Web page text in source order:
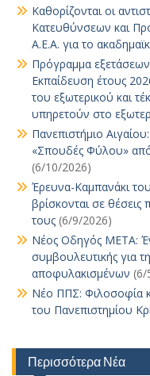
Καθορίζονται οι
Κατευθύνσεων και
Α.Ε.Α. για το
Πρόγραμμα
Εκπαίδευση έτους
του εξωτερικού και
υπηρετούν στο
Πανεπιστήμιο
«Σπουδές Φύλου»
(6/10/2026)
Έρευνα-Καμπανάκι
βρίσκονται σε θέσεις
τους (6/9/2026)
Νέος Οδηγός ΜΕΤΑ:
συμβουλευτικής για
αποφυλακισμένων (6/
Νέο ΠΠΣ: Φιλοσοφία
του Πανεπιστημίου
Περισσότερα Νέα